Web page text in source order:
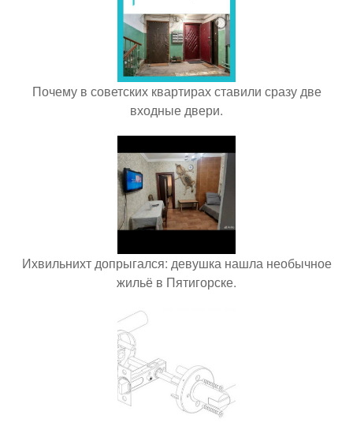
Почему в советских квартирах ставили сразу две
входные двери.
Ихвильнихт допрыгался: девушка нашла необычное
жильё в Пятигорске.